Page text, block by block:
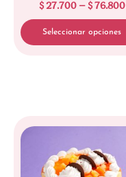
$27.700 – $76.800
Seleccionar opciones